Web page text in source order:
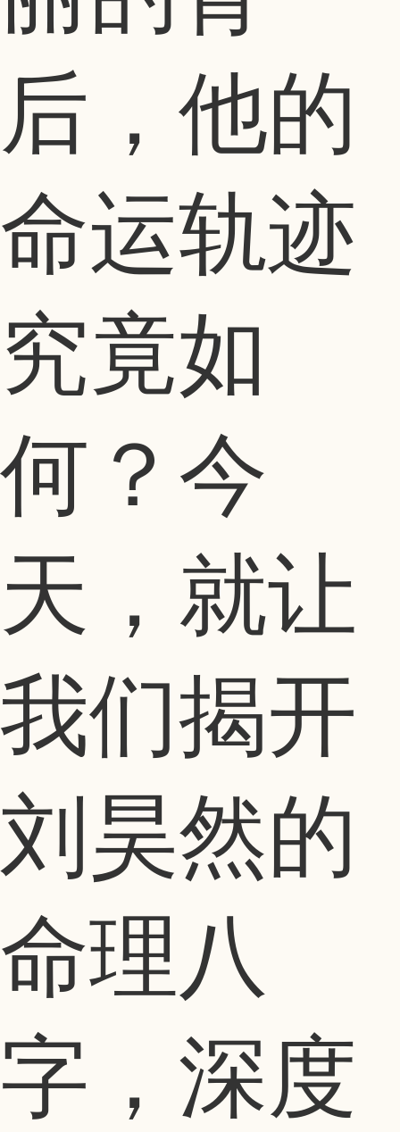
后，他的
命运轨迹
究竟如
何？今
天，就让
我们揭开
刘昊然的
命理八
字，深度